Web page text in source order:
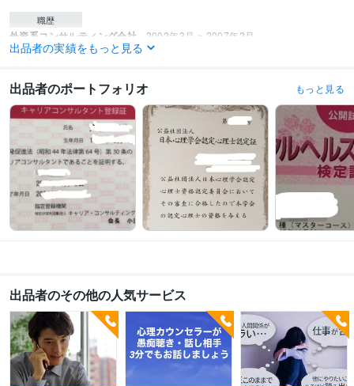
職歴
外資系コンサルティング会社 2002年3月 ~ 2007年2月
都市銀行 2007年3月 ~ 2021年2月
受賞歴
某私立大学非常勤講師/パーソナルファイナンス理論2年間登壇
女性のため
のマネーセンスアップセミナー
行動心理学からみたソーシャルスタイル婚
トップ営業マンに必要なスキル・褒める達人セミナー 資産三
分割ハイブリッド投資!目からウロコの貯蓄術 心理カウンセラーによる自己
肯定感向上セミナー
FPによる住宅資金計画セミナー
得意分野
悩み相談・カウンセリング 人間関係における悩み
心の悩み 仕事 恋愛
出品者の実績をもっと見る
出品者のポートフォリオ もっと見る
出品者のその他の人気サービス